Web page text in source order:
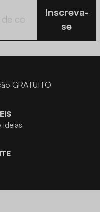
Inscreva-
se
GRATUITO
ideias